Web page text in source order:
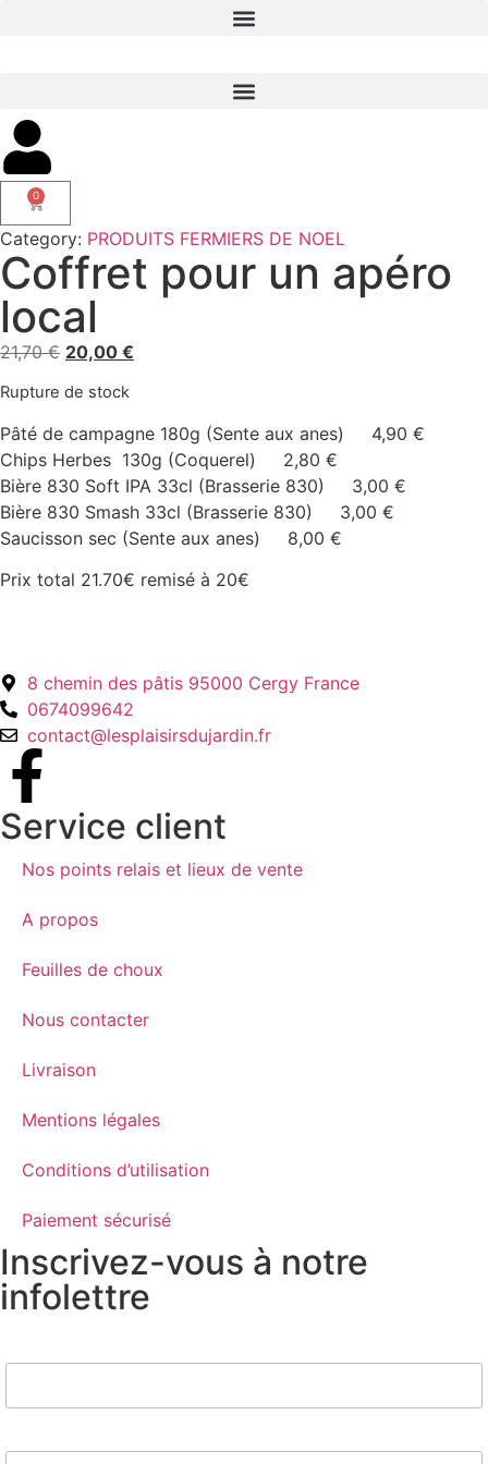
0
Category: PRODUITS FERMIERS DE NOEL
Coffret pour un apéro
local
21,70€ 20,00 €
Rupture de stock
Pâté de campagne 180g (Sente aux anes) 4,90 €
Chips Herbes 130g (Coquerel) 2,80 €
Bière 830 Soft IPA 33cl (Brasserie 830) 3,00 €
Bière 830 Smash 33cl (Brasserie 830) 3,00 €
Saucisson sec (Sente aux anes) 8,00 €
Prix total 21.70€ remisé à 20€
8 chemin des pâtis 95000 Cergy France
0674099642
contact@lesplaisirsdujardin.fr
Service client
Nos points relais et lieux de vente
A propos
Feuilles de choux
Nous contacter
Livraison
Mentions légales
Conditions d’utilisation
Paiement sécurisé
Inscrivez-vous à notre
infolettre